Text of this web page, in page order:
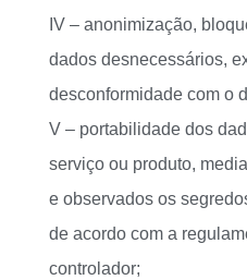
IV – anonimização,
dados desnecessários,
desconformidade com o
V – portabilidade dos
serviço ou produto,
e observados os
de acordo com a
controlador;